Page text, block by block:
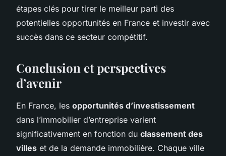
étapes clés pour tirer le meilleur parti des
potentielles opportunités en France et investir avec
succès dans ce secteur compétitif.
Conclusion et perspectives
d’avenir
En France, les opportunités d’investissement
dans l’immobilier d’entreprise varient
significativement en fonction du classement des
villes et de la demande immobilière. Chaque ville